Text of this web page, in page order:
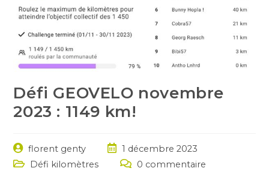
Défi GEOVELO novembre
2023 : 1149 km!
Auteur/autrice
de
florent genty
Post
published:
1 décembre 2023
PostDéfi kilomètres
Post0 commentaire